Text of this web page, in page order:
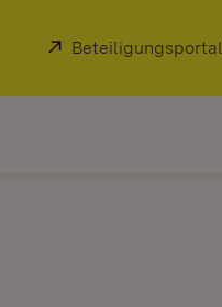
in neuem Fenster)
Extern:
Beteiligungsportal